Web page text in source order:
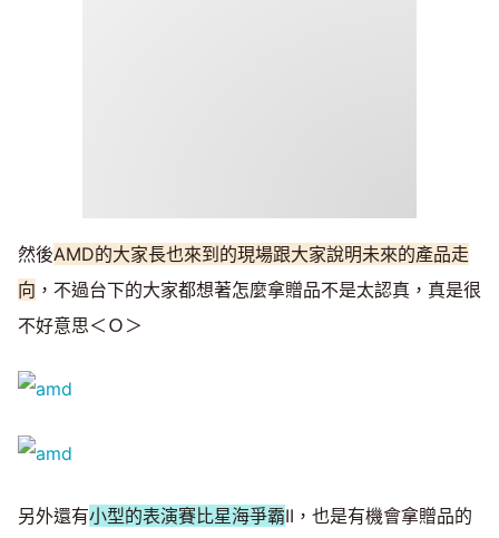
然後AMD的大家長也來到的現場跟大家說明未來的產品走
向 ，不過台下的大家都想著怎麼拿贈品不是太認真，真是很
不好意思＜Ｏ＞
另外還有小型的表演賽比星海爭霸II，也是有機會拿贈品的